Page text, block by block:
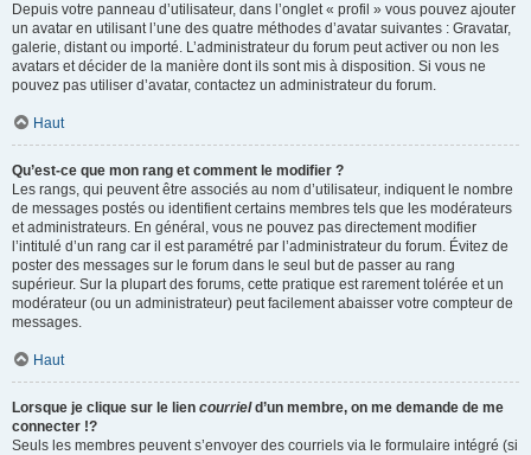
Depuis votre panneau d’utilisateur, dans l’onglet « profil » vous pouvez ajouter
un avatar en utilisant l’une des quatre méthodes d’avatar suivantes : Gravatar,
galerie, distant ou importé. L’administrateur du forum peut activer ou non les
avatars et décider de la manière dont ils sont mis à disposition. Si vous ne
pouvez pas utiliser d’avatar, contactez un administrateur du forum.
Haut
Qu’est-ce que mon rang et comment le modifier ?
Les rangs, qui peuvent être associés au nom d’utilisateur, indiquent le nombre
de messages postés ou identifient certains membres tels que les modérateurs
et administrateurs. En général, vous ne pouvez pas directement modifier
l’intitulé d’un rang car il est paramétré par l’administrateur du forum. Évitez de
poster des messages sur le forum dans le seul but de passer au rang
supérieur. Sur la plupart des forums, cette pratique est rarement tolérée et un
modérateur (ou un administrateur) peut facilement abaisser votre compteur de
messages.
Haut
Lorsque je clique sur le lien courrield’un membre, on me demande de me
connecter !?
Seuls les membres peuvent s’envoyer des courriels via le formulaire intégré (si